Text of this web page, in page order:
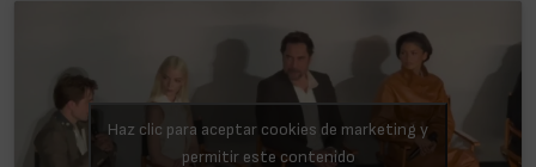
Haz clic para aceptar cookies de marketing y
permitir este contenido